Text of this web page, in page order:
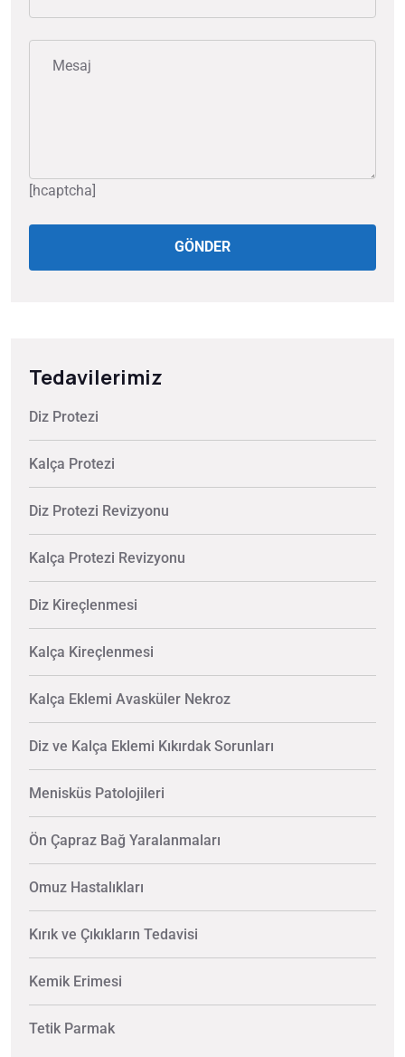
[hcaptcha]
GÖNDER
Tedavilerimiz
Diz Protezi
Kalça Protezi
Diz Protezi Revizyonu
Kalça Protezi Revizyonu
Diz Kireçlenmesi
Kalça Kireçlenmesi
Kalça Eklemi Avasküler Nekroz
Diz ve Kalça Eklemi Kıkırdak Sorunları
Menisküs Patolojileri
Ön Çapraz Bağ Yaralanmaları
Omuz Hastalıkları
Kırık ve Çıkıkların Tedavisi
Kemik Erimesi
Tetik Parmak